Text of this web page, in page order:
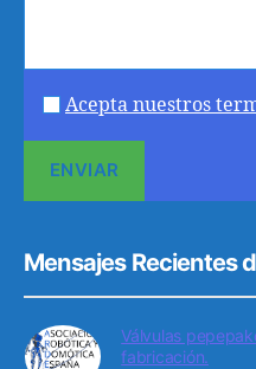
Acepta nuestros
Mensajes Recientes
Válvulas
fabricación.